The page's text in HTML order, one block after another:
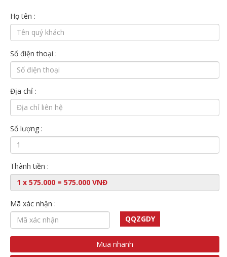
Họ tên :
Số điện thoại :
Địa chỉ :
Số lượng :
Thành tiền :
Mã xác nhận :
QQZGDY
Mua nhanh